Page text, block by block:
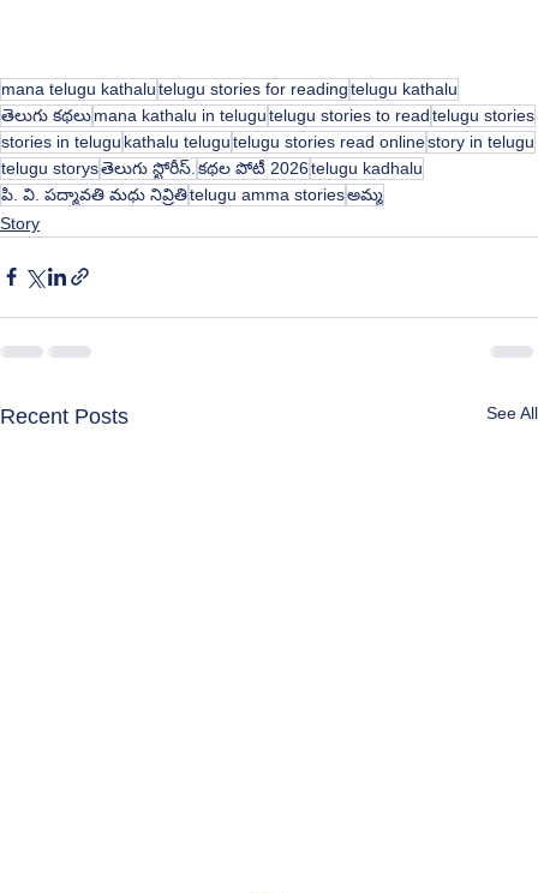
mana telugu kathalutelugu stories for readingtelugu kathalu
తెలుగు కథలుmana kathalu in telugutelugu stories to readtelugu stories
stories in telugu kathalu telugutelugu stories read onlinestory in telugu
telugu storysతెలుగు స్టోరీస్. కథల పోటీ 2026telugu kadhalu
పి. వి. పద్మావతి మధు నివ్రితిtelugu amma storiesఅమ్మ
Story
Recent Posts See All